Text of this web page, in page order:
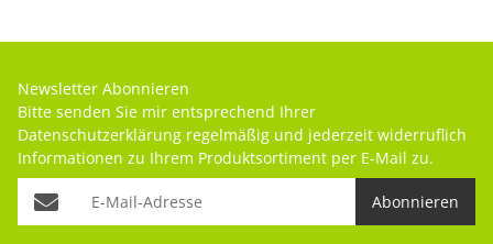
Newsletter Abonnieren
Bitte senden Sie mir entsprechend Ihrer
Datenschutzerklärung regelmäßig und jederzeit widerruflich
Informationen zu Ihrem Produktsortiment per E-Mail zu.
Abonnieren